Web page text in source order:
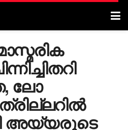
ലോ
അയ്യരുടെ